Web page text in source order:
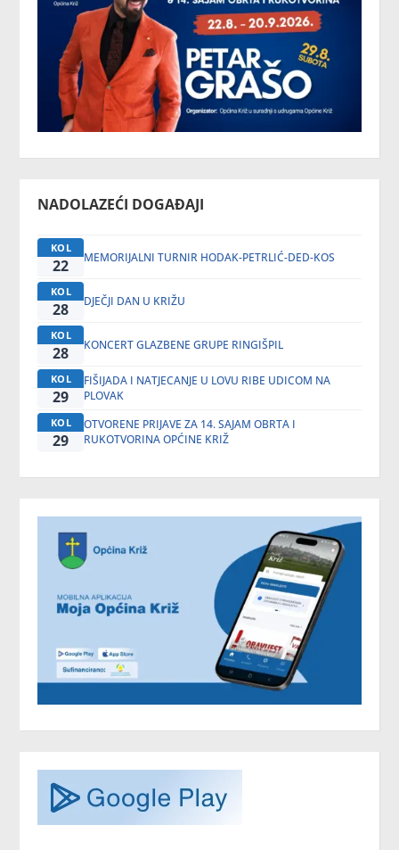
NADOLAZEĆI DOGAĐAJI
KOL
22 MEMORIJALNI TURNIR HODAK-PETRLIĆ-DED-KOS
KOL
28 DJEČJI DAN U KRIŽU
KOL
28 KONCERT GLAZBENE GRUPE RINGIŠPIL
KOL
29
FIŠIJADA I NATJECANJE U LOVU RIBE UDICOM NA
PLOVAK
KOL
29
OTVORENE PRIJAVE ZA 14. SAJAM OBRTA I
RUKOTVORINA OPĆINE KRIŽ